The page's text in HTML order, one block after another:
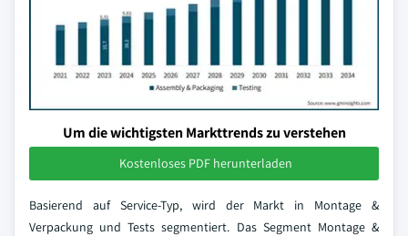
Um die wichtigsten Markttrends zu verstehen
Kostenloses PDF herunterladen
Basierend auf Service-Typ, wird der Markt in Montage &
Verpackung und Tests segmentiert. Das Segment Montage &